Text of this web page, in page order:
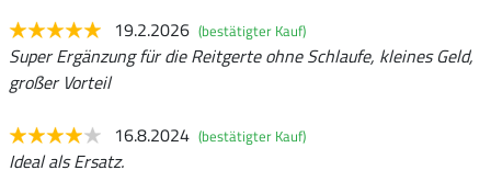
19.2.2026 (bestätigter Kauf)
Super Ergänzung für die Reitgerte ohne Schlaufe, kleines Geld,
großer Vorteil
16.8.2024 (bestätigter Kauf)
Ideal als Ersatz.